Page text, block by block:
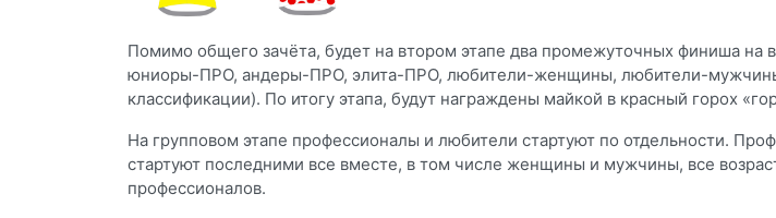
Помимо общего зачёта, будет на втором этапе два промежуточных финиша на
юниоры-ПРО, андеры-ПРО, элита-ПРО, любители-женщины, любители-мужчины
классификации). По итогу этапа, будут награждены майкой в красный горох
На групповом этапе профессионалы и любители стартуют по отдельности.
стартуют последними все вместе, в том числе женщины и мужчины, все
профессионалов.